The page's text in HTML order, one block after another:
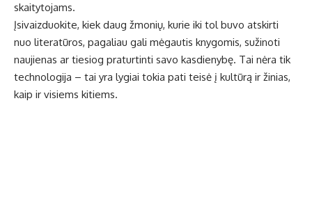
skaitytojams.
Įsivaizduokite, kiek daug žmonių, kurie iki tol buvo atskirti
nuo literatūros, pagaliau gali mėgautis knygomis, sužinoti
naujienas ar tiesiog praturtinti savo kasdienybę. Tai nėra tik
technologija – tai yra lygiai tokia pati teisė į kultūrą ir žinias,
kaip ir visiems kitiems.